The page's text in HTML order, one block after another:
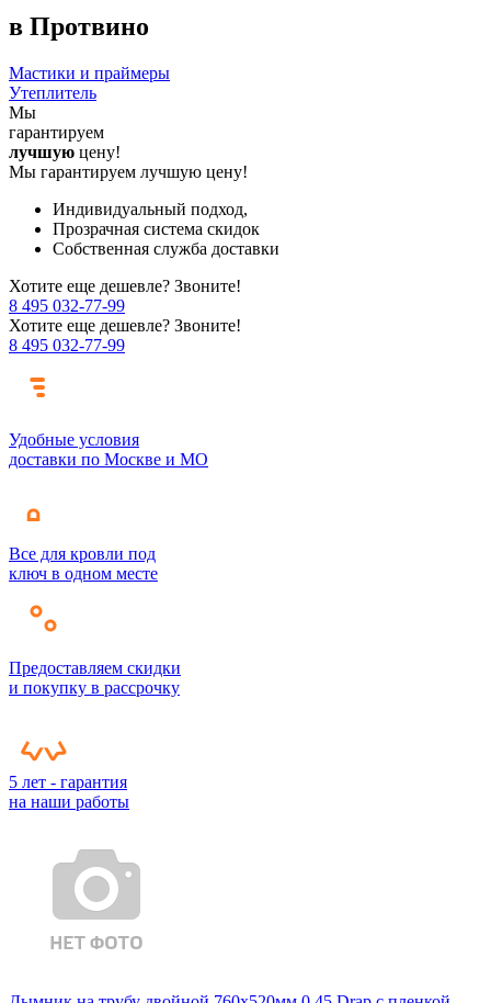
в Протвино
Мастики и праймеры
Утеплитель
Мы
гарантируем
лучшую цену!
Мы гарантируем лучшую цену!
Индивидуальный подход,
Прозрачная система скидок
Собственная служба доставки
Хотите еще дешевле? Звоните!
8 495 032-77-99
Хотите еще дешевле? Звоните!
8 495 032-77-99
Удобные условия
доставки по Москве и МО
Все для кровли под
ключ в одном месте
Предоставляем скидки
и покупку в рассрочку
5 лет - гарантия
на наши работы